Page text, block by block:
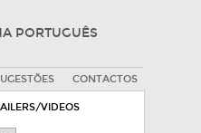
PORTUGUÊS
CONTACTOS
VIDEOS